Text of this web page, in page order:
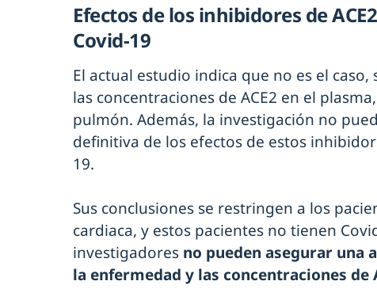
Efectos de los inhibidores de
Covid-19
El actual estudio indica que no es el
las concentraciones de ACE2 en el
pulmón. Además, la investigación no
definitiva de los efectos de estos
19.
Sus conclusiones se restringen a los
cardiaca, y estos pacientes no tienen
investigadores no pueden asegurar una
la enfermedad y las concentraciones de